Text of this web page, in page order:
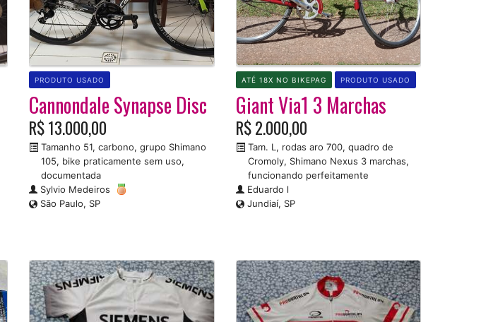
Cannondale Synapse Disc
R$ 13.000,00
Tamanho 51, carbono, grupo Shimano
105, bike praticamente sem uso,
documentada
Sylvio Medeiros
São Paulo, SP
PRODUTO USADO
Giant Via1 3 Marchas
R$ 2.000,00
Tam. L, rodas aro 700, quadro de
Cromoly, Shimano Nexus 3 marchas,
funcionando perfeitamente
Eduardo l
Jundiaí, SP
ATÉ 18X NO BIKEPAG PRODUTO USADO